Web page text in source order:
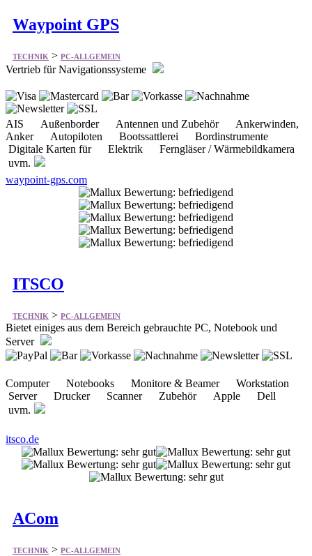
Waypoint GPS
TECHNIK > PC-ALLGEMEIN
Vertrieb für Navigationssysteme
AIS Außenborder Antennen und Zubehör Ankerwinden,
Anker Autopiloten Bootssattlerei Bordinstrumente
Digitale Karten für Elektrik Ferngläser / Wärmebildkamera
uvm.
waypoint-gps.com
ITSCO
TECHNIK > PC-ALLGEMEIN
Bietet einiges aus dem Bereich gebrauchte PC, Notebook und
Server
Computer Notebooks Monitore & Beamer Workstation
Server Drucker Scanner Zubehör Apple Dell
uvm.
itsco.de
ACom
TECHNIK > PC-ALLGEMEIN